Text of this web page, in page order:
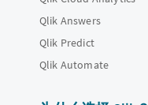
Qlik Answers
Qlik Predict
Qlik Automate